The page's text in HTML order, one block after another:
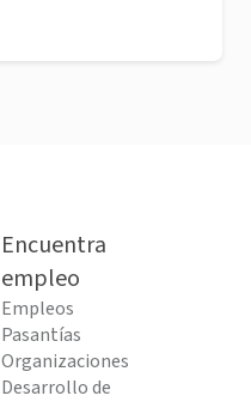
Encuentra
empleo
Empleos
Pasantías
Organizaciones
Desarrollo de